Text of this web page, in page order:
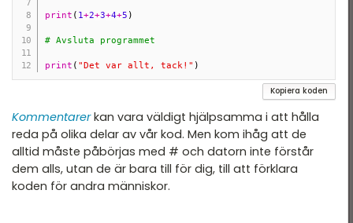
print ( 1+2+3+4+5 )
# Avsluta programmet
print ( "Det var allt, tack!" )
Kopiera koden
Kommentarerkan vara väldigt hjälpsamma i att hålla
reda på olika delar av vår kod. Men kom ihåg att de
alltid måste påbörjas med # och datorn inte förstår
dem alls, utan de är bara till för dig, till att förklara
koden för andra människor.